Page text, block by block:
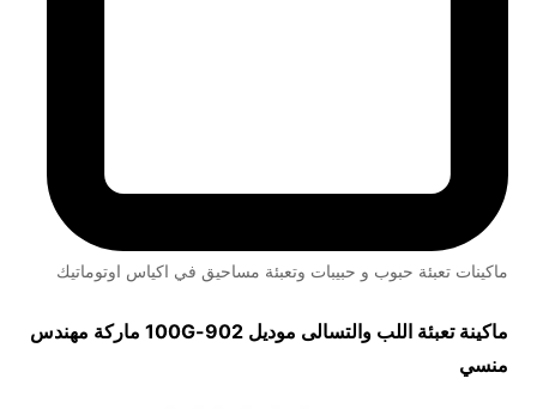
ماكينات تعبئة حبوب و حبيبات وتعبئة مساحيق في اكياس اوتوماتيك
ماكينة تعبئة اللب والتسالى موديل 902-100G
ماركة مهندس
منسي